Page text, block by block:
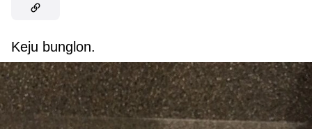
Keju bunglon.